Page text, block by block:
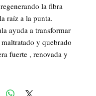
la fibra
raíz a la punta.
ayuda a transformar
y quebrado
fuerte , renovada y